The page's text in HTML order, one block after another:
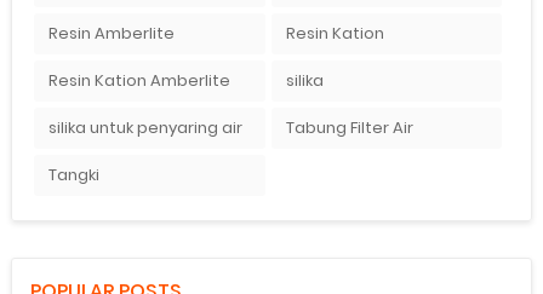
Resin Amberlite Resin Kation
Resin Kation Amberlite silika
silika untuk penyaring air Tabung Filter Air
Tangki